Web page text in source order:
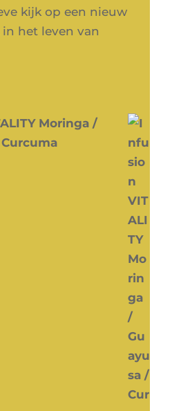
kijk op een nieuw
het leven van
Moringa /